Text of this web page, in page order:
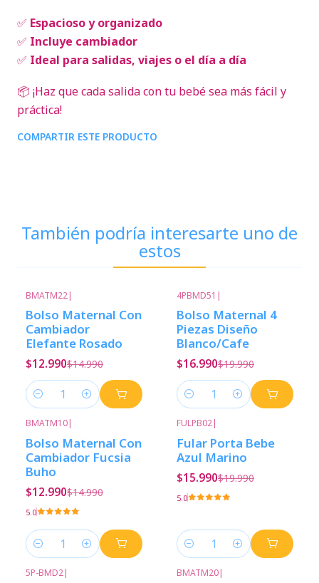
✅ Espacioso y organizado
✅ Incluye cambiador
✅ Ideal para salidas, viajes o el día a día
📦 ¡Haz que cada salida con tu bebé sea más fácil y
práctica!
COMPARTIR ESTE PRODUCTO
También podría interesarte uno de
estos
BMATM22|
Bolso Maternal Con
Cambiador
Elefante Rosado
$12.990$14.990
Cantidad
4PBMD51 |
Bolso Maternal 4
Piezas Diseño
Blanco/Cafe
$16.990$19.990
Cantidad
BMATM10|
Bolso Maternal Con
Cambiador Fucsia
Buho
$12.990$14.990
5.0
Cantidad
FULPB02|
Fular Porta Bebe
Azul Marino
$15.990$19.990
5.0
Cantidad
5P-BMD2| BMATM20|